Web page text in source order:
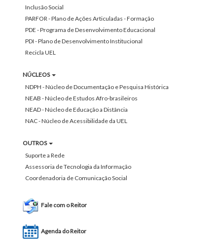
Inclusão Social
PARFOR - Plano de Ações Articuladas - Formação
PDE - Programa de Desenvolvimento Educacional
PDI - Plano de Desenvolvimento Institucional
Recicla UEL
NÚCLEOS
NDPH - Núcleo de Documentação e Pesquisa Histórica
NEAB - Núcleo de Estudos Afro-brasileiros
NEAD - Núcleo de Educação a Distância
NAC - Núcleo de Acessibilidade da UEL
OUTROS
Suporte a Rede
Assessoria de Tecnologia da Informação
Coordenadoria de Comunicação Social
Fale com o Reitor
Agenda do Reitor